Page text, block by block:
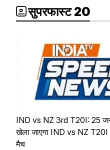
सुपरफास्ट 20
IND vs NZ 3rd T20I: 25
खेला जाएगा IND vs NZ T20I
मैच